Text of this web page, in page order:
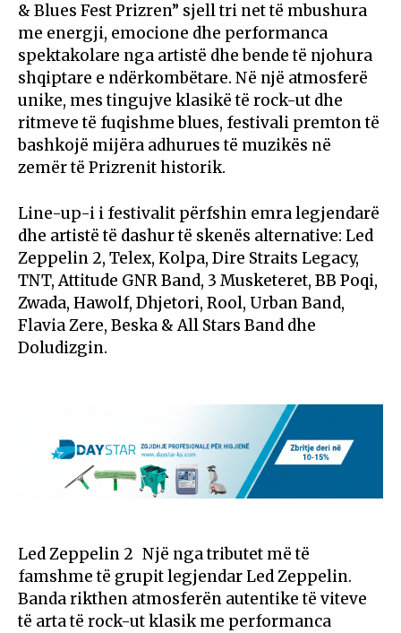
& Blues Fest Prizren” sjell tri net të mbushura
me energji, emocione dhe performanca
spektakolare nga artistë dhe bende të njohura
shqiptare e ndërkombëtare. Në një atmosferë
unike, mes tingujve klasikë të rock-ut dhe
ritmeve të fuqishme blues, festivali premton të
bashkojë mijëra adhurues të muzikës në
zemër të Prizrenit historik.
Line-up-i i festivalit përfshin emra legjendarë
dhe artistë të dashur të skenës alternative: Led
Zeppelin 2, Telex, Kolpa, Dire Straits Legacy,
TNT, Attitude GNR Band, 3 Musketeret, BB Poqi,
Zwada, Hawolf, Dhjetori, Rool, Urban Band,
Flavia Zere, Beska & All Stars Band dhe
Doludizgin.
Led Zeppelin 2 Një nga tributet më të
famshme të grupit legjendar Led Zeppelin.
Banda rikthen atmosferën autentike të viteve
të arta të rock-ut klasik me performanca